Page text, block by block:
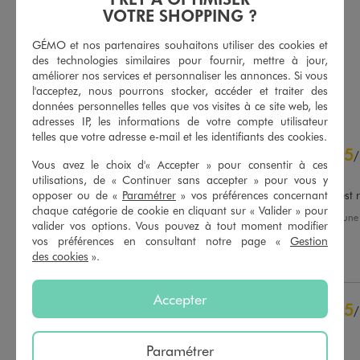
Tee-shirt col rond imprimé femme - Celine Dion
15,99 €
AJOUTER AU PANIER
Pantacourt en toile extensible coupe ajustée femme grande taille
19,99 €
4.5/5 de moyenne
(244 avis)
AJOUTERAU PANIER
4.6
Basé sur54
avis soumis à un
contrôle
Voir tous les avis sur ce site
40
4
0
5/
Avis vérifié et récompensé
Très bon produit. Ma fille est
Avis du 10/04/2026 , suite à
28/03/2026 par Laetitia G.
5/
VOTRE SHOPPING ?
GÉMO et nos partenaires souhaitons utiliser des cookies et
des technologies similaires pour fournir, mettre à jour,
améliorer nos services et personnaliser les annonces. Si vous
l'acceptez, nous pourrons stocker, accéder et traiter des
données personnelles telles que vos visites à ce site web, les
adresses IP, les informations de votre compte utilisateur
telles que votre adresse e-mail et les identifiants des cookies.
Vous avez le choix d'« Accepter » pour consentir à ces
utilisations, de « Continuer sans accepter » pour vous y
opposer ou de « Paramétrer » vos préférences concernant
chaque catégorie de cookie en cliquant sur « Valider » pour
valider vos options. Vous pouvez à tout moment modifier
vos préférences en consultant notre page « Gestion
des cookies ».
Accepter
Paramétrer